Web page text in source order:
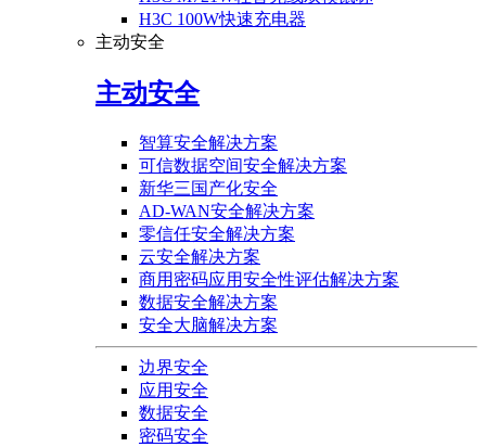
H3C 100W快速充电器
主动安全
主动安全
智算安全解决方案
可信数据空间安全解决方案
新华三国产化安全
AD-WAN安全解决方案
零信任安全解决方案
云安全解决方案
商用密码应用安全性评估解决方案
数据安全解决方案
安全大脑解决方案
边界安全
应用安全
数据安全
密码安全